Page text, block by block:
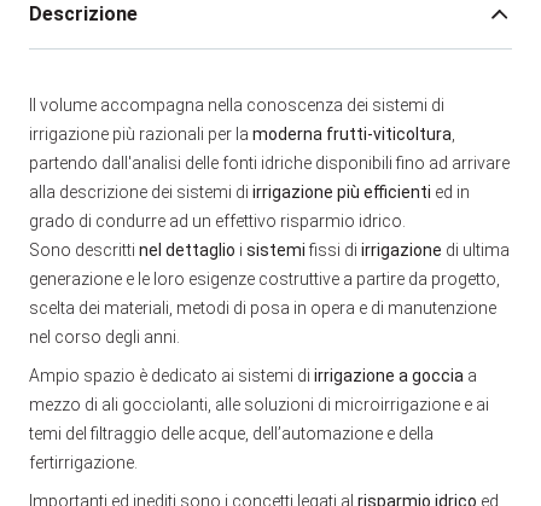
Descrizione
Il volume accompagna nella conoscenza dei sistemi di
irrigazione più razionali per la moderna frutti-viticoltura
partendo dall'analisi delle fonti idriche disponibili fino ad arrivare
alla descrizione dei sistemi di irrigazione più efficienti ed in
grado di condurre ad un effettivo risparmio idrico.
Sono descritti nel dettaglio i sistemifissi di irrigazione di ultima
generazione e le loro esigenze costruttive a partire da progetto,
scelta dei materiali, metodi di posa in opera e di manutenzione
nel corso degli anni.
Ampio spazio è dedicato ai sistemi di irrigazione a goccia a
mezzo di ali gocciolanti, alle soluzioni di microirrigazione e ai
temi del filtraggio delle acque, dell’automazione e della
fertirrigazione.
Importanti ed inediti sono i concetti legati al risparmio idrico ed